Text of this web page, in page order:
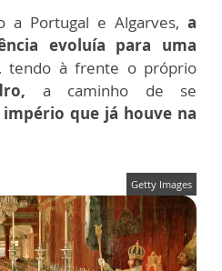
a Portugal e Algarves, a
evoluía para uma
, tendo à frente o próprio
a caminho de se
que já houve na
Getty Images